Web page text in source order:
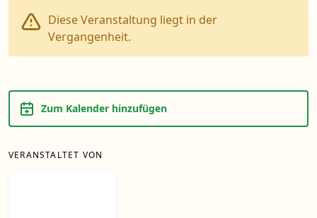
Diese Veranstaltung liegt in der
Vergangenheit.
Zum Kalender hinzufügen
VERANSTALTET VON